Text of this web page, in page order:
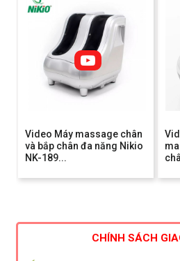
Video Máy massage chân
và bắp chân đa năng Nikio
NK-189...
CHÍNH SÁCH